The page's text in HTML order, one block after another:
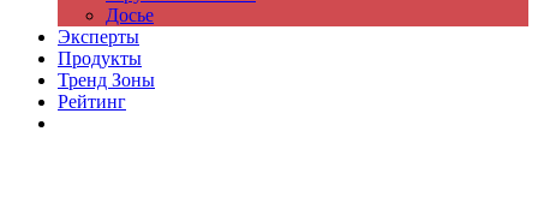
Досье
Эксперты
Продукты
Тренд Зоны
Рейтинг